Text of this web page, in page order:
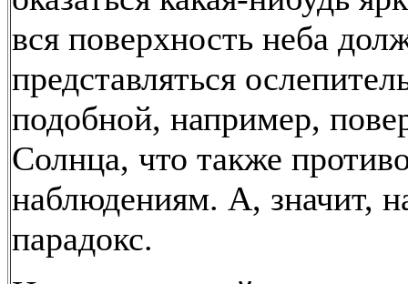
вся поверхность неба
представляться
подобной, например,
Солнца, что также
наблюдениям. А, значит,
парадокс.